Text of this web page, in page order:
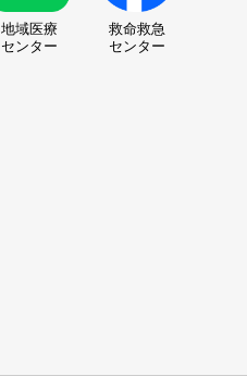
地域医療
センター
救命救急
センター